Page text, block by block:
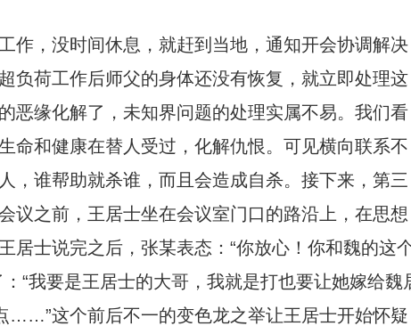
作，没时间休息，就赶到当地，通知开会协调解决
负荷工作后师父的身体还没有恢复，就立即处理这
恶缘化解了，未知界问题的处理实属不易。我们看
命和健康在替人受过，化解仇恨。可见横向联系不
，谁帮助就杀谁，而且会造成自杀。接下来，第三
议之前，王居士坐在会议室门口的路沿上，在思想
居士说完之后，张某表态：“你放心！你和魏的这
“我要是王居士的大哥，我就是打也要让她嫁给魏
……”这个前后不一的变色龙之举让王居士开始怀疑